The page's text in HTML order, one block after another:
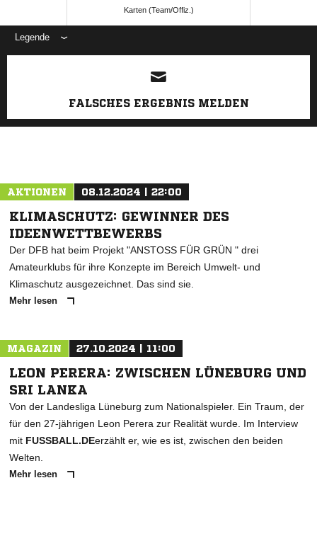
Karten (Team/Offiz.)
Legende
ANZEIGE
FALSCHES ERGEBNIS MELDEN
AKTIONEN 08.12.2024 | 22:00
KLIMASCHUTZ: GEWINNER DES
IDEENWETTBEWERBS
Der DFB hat beim Projekt "ANSTOSS FÜR GRÜN " drei
Amateurklubs für ihre Konzepte im Bereich Umwelt- und
Klimaschutz ausgezeichnet. Das sind sie.
Mehr lesen
MAGAZIN 27.10.2024 | 11:00
LEON PERERA: ZWISCHEN LÜNEBURG UND
SRI LANKA
Von der Landesliga Lüneburg zum Nationalspieler. Ein Traum, der
für den 27-jährigen Leon Perera zur Realität wurde. Im Interview
mit FUSSBALL.DEerzählt er, wie es ist, zwischen den beiden
Welten.
Mehr lesen